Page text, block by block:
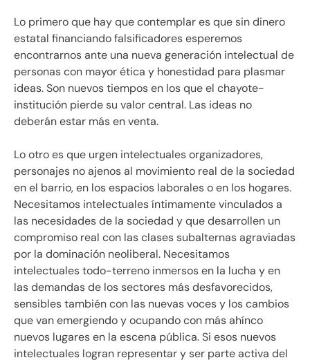
Lo primero que hay que contemplar es que sin dinero
estatal financiando falsificadores esperemos
encontrarnos ante una nueva generación intelectual de
personas con mayor ética y honestidad para plasmar
ideas. Son nuevos tiempos en los que el chayote-
institución pierde su valor central. Las ideas no
deberán estar más en venta.
Lo otro es que urgen intelectuales organizadores,
personajes no ajenos al movimiento real de la sociedad
en el barrio, en los espacios laborales o en los hogares.
Necesitamos intelectuales íntimamente vinculados a
las necesidades de la sociedad y que desarrollen un
compromiso real con las clases subalternas agraviadas
por la dominación neoliberal. Necesitamos
intelectuales todo-terreno inmersos en la lucha y en
las demandas de los sectores más desfavorecidos,
sensibles también con las nuevas voces y los cambios
que van emergiendo y ocupando con más ahínco
nuevos lugares en la escena pública. Si esos nuevos
intelectuales logran representar y ser parte activa del